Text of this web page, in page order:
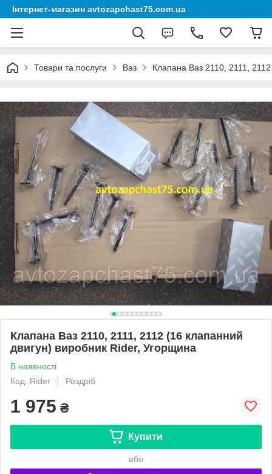
Інтернет-магазин avtozapchast75.com.ua
Товари та послуги Ваз Клапана Ваз 2110, 2111,
Клапана Ваз 2110, 2111, 2112 (16 клапанний
двигун) виробник Rider, Угорщина
В наявності
Код: Rider
Роздріб
1 975 ₴
Купити
або